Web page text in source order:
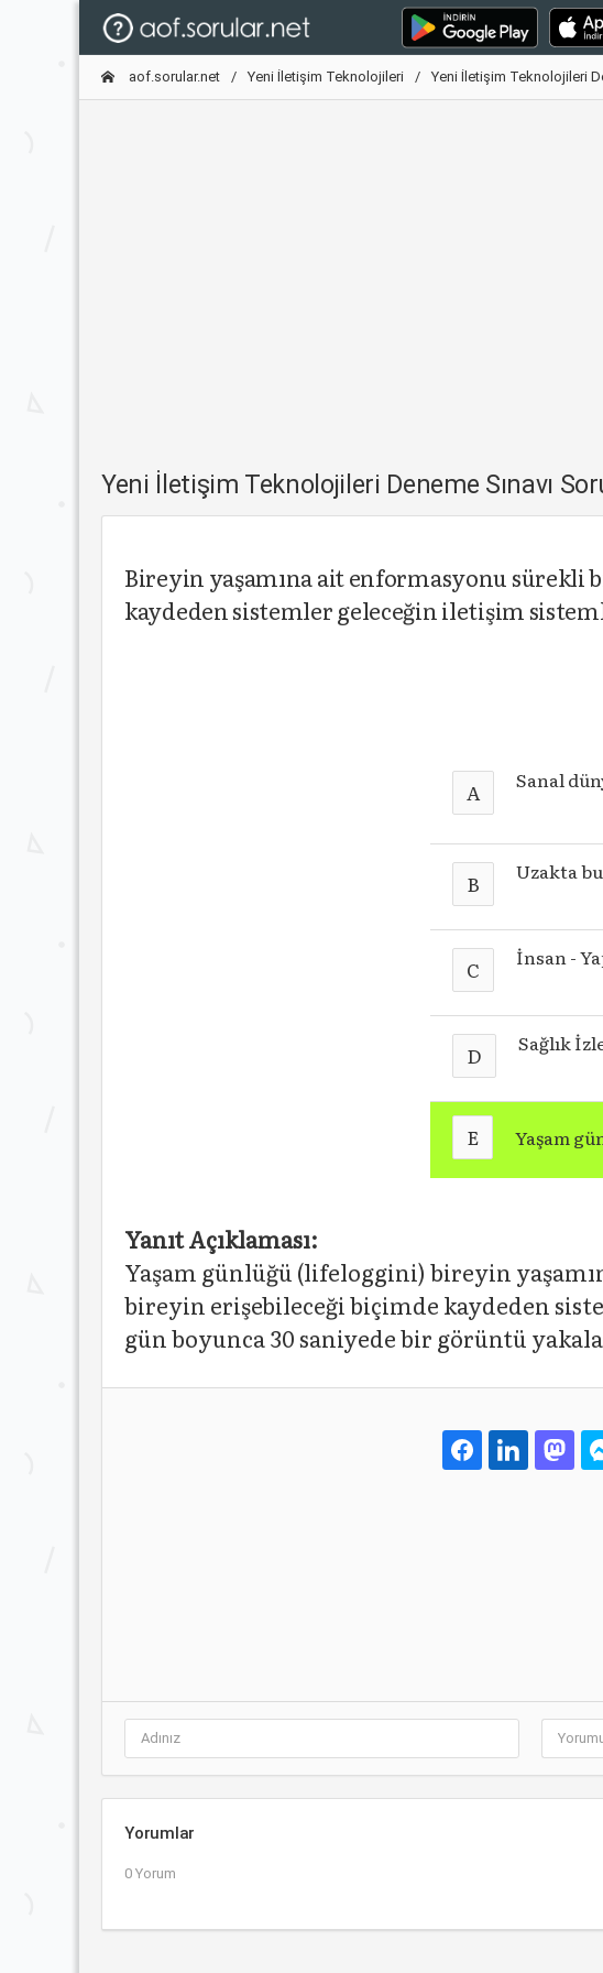
aof.sorular.net Yeni İletişim Teknolojileri Yeni İletişim Teknolojileri
Yeni İletişim Teknolojileri Deneme Sınavı
Bireyin yaşamına ait enformasyonu
kaydeden sistemler geleceğin iletişim
A Sanal
B Uzakta
C İnsan -
D Sağlık
E Yaşam
Yanıt Açıklaması:
Yaşam günlüğü (lifeloggini) bireyin
bireyin erişebileceği biçimde kaydeden
gün boyunca 30 saniyede bir görüntü
Yorumlar
0 Yorum